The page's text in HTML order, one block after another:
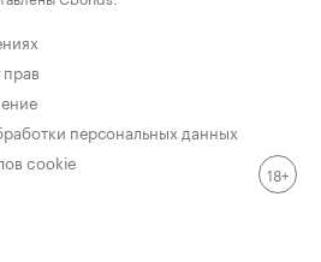
персональных данных
cookie
18+